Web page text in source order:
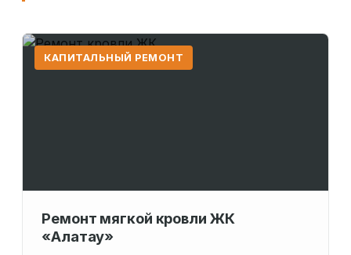
КАПИТАЛЬНЫЙ РЕМОНТ
Ремонт мягкой кровли ЖК
«Алатау»